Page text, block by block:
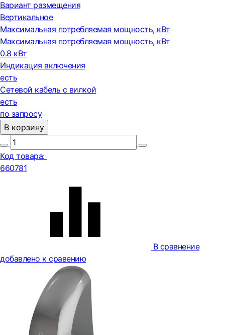
Вариант размещения
Вертикальное
Максимальная потребляемая мощность, кВт
Максимальная потребляемая мощность, кВт
0.8 кВт
Индикация включения
есть
Сетевой кабель с вилкой
есть
по запросу
В корзину
Код товара:
660781
В сравнение
добавлено к сравению